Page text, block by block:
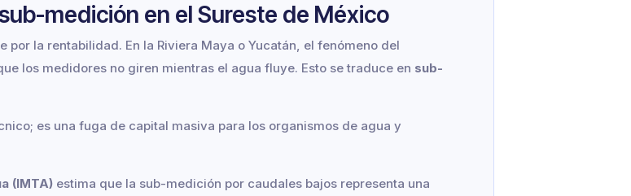
medición en el Sureste de México
por la rentabilidad. En la Riviera Maya o Yucatán, el fenómeno del
los medidores no giren mientras el agua fluye. Esto se traduce en sub-
es una fuga de capital masiva para los organismos de agua y
(IMTA)estima que la sub-medición por caudales bajos representa una